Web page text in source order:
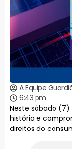
A Equipe
6:43 pm
Neste sábado (7)
história e
direitos do